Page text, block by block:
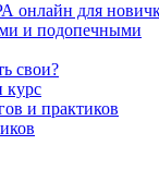
для
и подопечными
свои?
курс
и практиков